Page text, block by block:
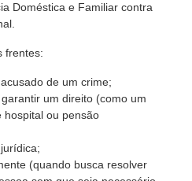
Doméstica e Familiar contra
frentes:
de um crime;
um direito (como um
hospital ou pensão
(quando busca resolver